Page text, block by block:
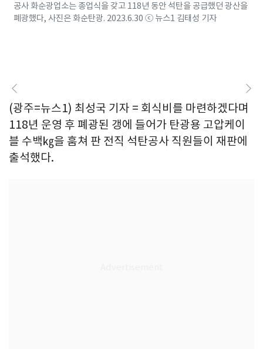
공사 화순광업소는 종업식을 갖고 118년 동안 석탄을 공급했던 광산을
폐광했다, 사진은 화순탄광. 2023.6.30 ⓒ 뉴스1 김태성 기자
(광주=뉴스1) 최성국 기자 = 회식비를 마련하겠다며
118년 운영 후 폐광된 갱에 들어가 탄광용 고압케이
블 수백㎏을 훔쳐 판 전직 석탄공사 직원들이 재판에
출석했다.